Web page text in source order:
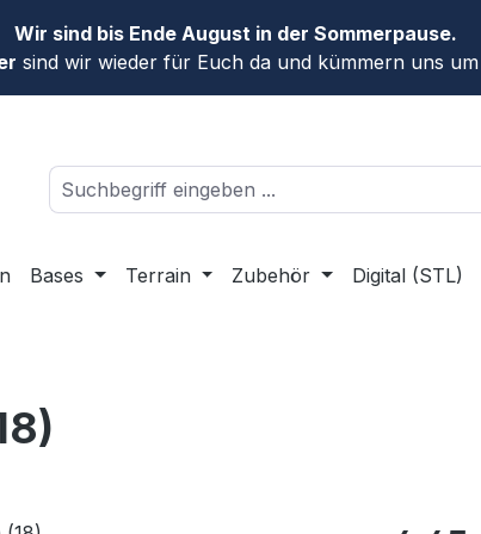
Wir sind bis Ende August in der Sommerpause.
sind wir wieder für Euch da und kümmern uns
Bases Terrain Zubehör Digital (STL)